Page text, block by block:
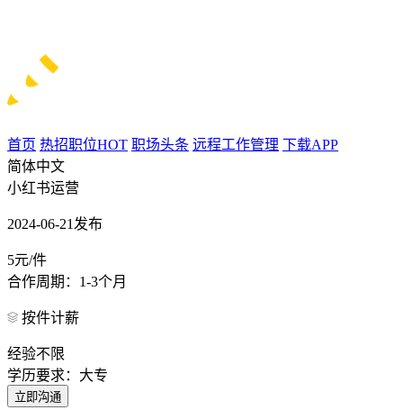
首页 热招职位HOT 职场头条 远程工作管理 下载APP
简体中文
小红书运营
2024-06-21发布
5元/件
合作周期：1-3个月
按件计薪
经验不限
学历要求：大专
立即沟通